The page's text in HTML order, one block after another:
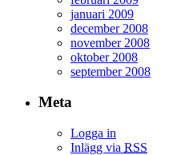
januari 2009
december 2008
november 2008
oktober 2008
september 2008
Meta
Logga in
Inlägg via RSS